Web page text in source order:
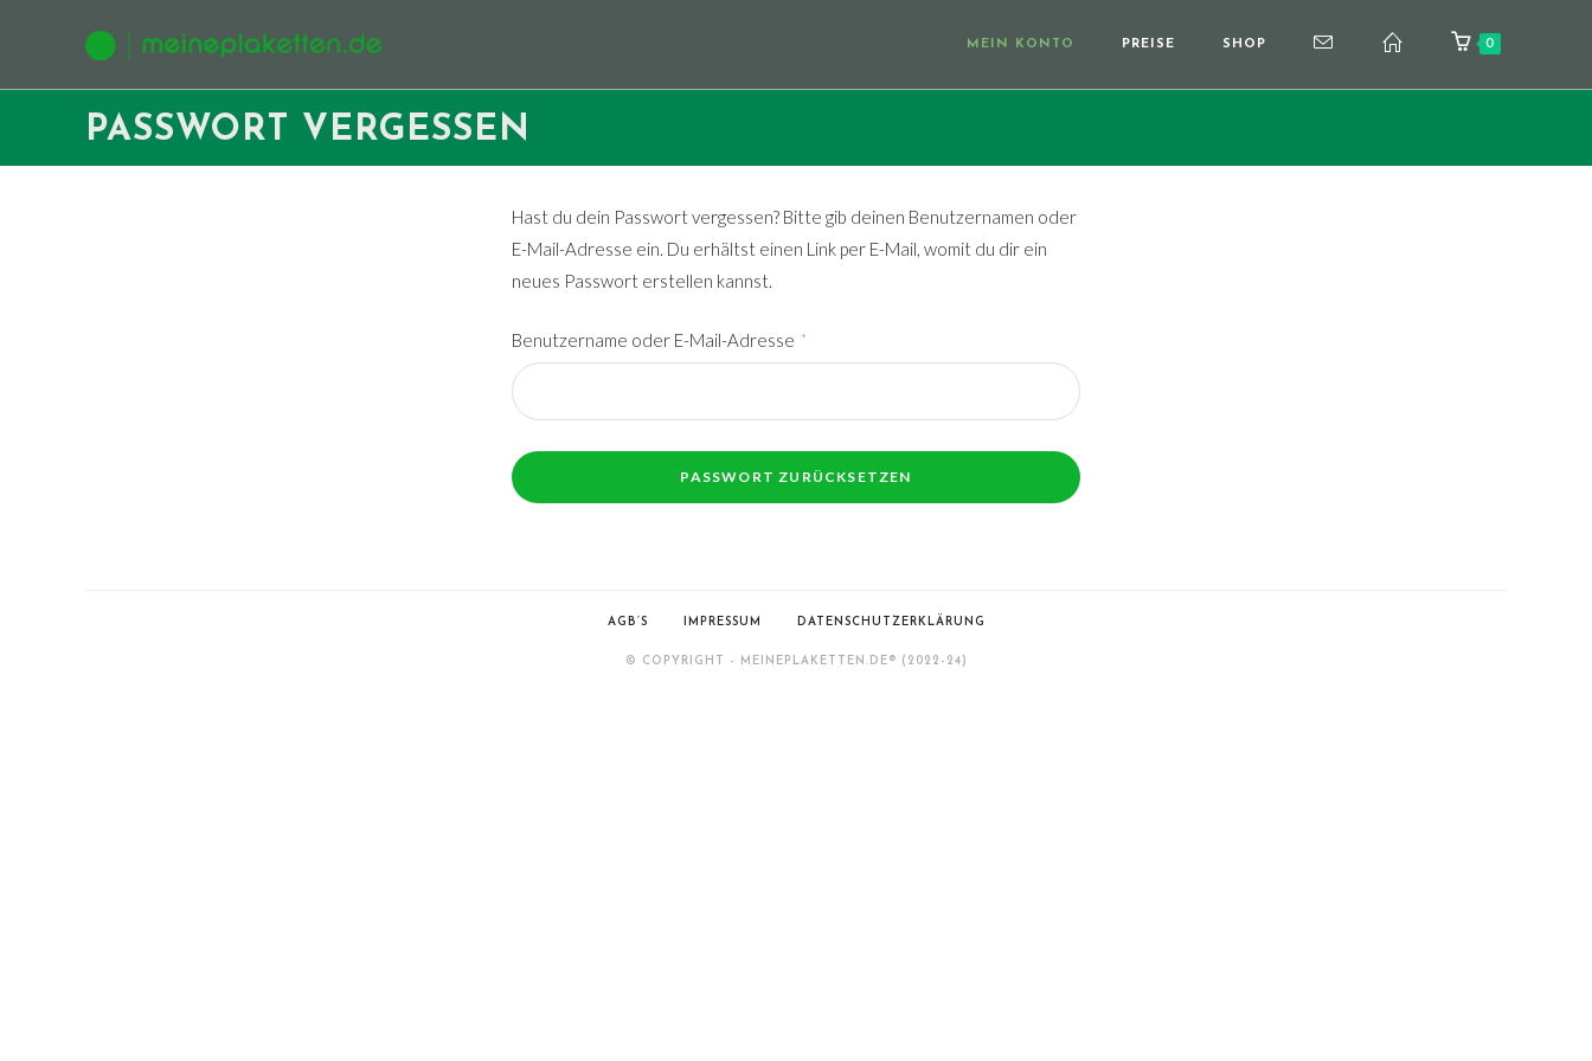
MEIN KONTO PREISE SHOP 0
PASSWORT VERGESSEN
Hast du dein Passwort vergessen? Bitte gib deinen Benutzernamen oder
E-Mail-Adresse ein. Du erhältst einen Link per E-Mail, womit du dir ein
neues Passwort erstellen kannst.
Benutzername oder E-Mail-Adresse *
PASSWORT ZURÜCKSETZEN
AGB’S IMPRESSUM DATENSCHUTZERKLÄRUNG
© COPYRIGHT - MEINEPLAKETTEN.DE­® (2022-24)